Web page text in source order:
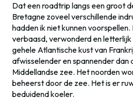
Dat een roadtrip langs een groot
Bretagne zoveel verschillende
hadden ik niet kunnen
verbaasd, verwonderd en letterlijk
gehele Atlantische kust van
afwisselender en spannender dan
Middellandse zee. Het noorden
beheerst door de zee. Het is er
beduidend koeler.